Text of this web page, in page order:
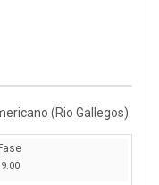
(Rio Gallegos)